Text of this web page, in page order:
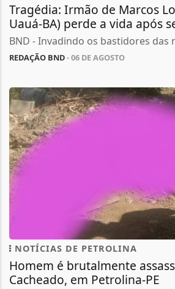
Tragédia: Irmão de Marcos
Uauá-BA) perde a vida após
BND - Invadindo os bastidores das
REDAÇÃO BND- 06 DE AGOSTO
NOTÍCIAS DE PETROLINA
Homem é brutalmente
Cacheado, em Petrolina-PE